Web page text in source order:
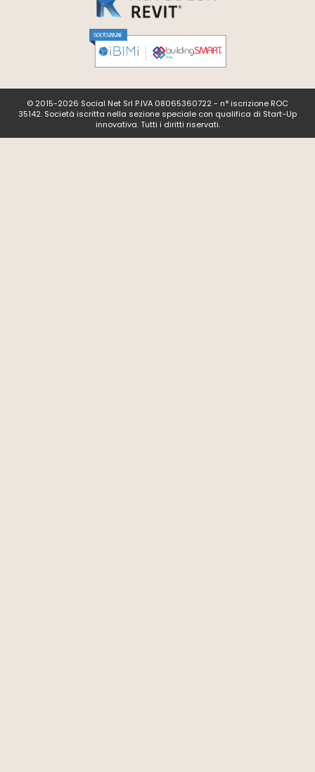
© 2015-2026 Social Net Srl P.IVA 08065360722 - n° iscrizione ROC
35142. Società iscritta nella sezione speciale con qualifica di Start-Up
innovativa. Tutti i diritti riservati.